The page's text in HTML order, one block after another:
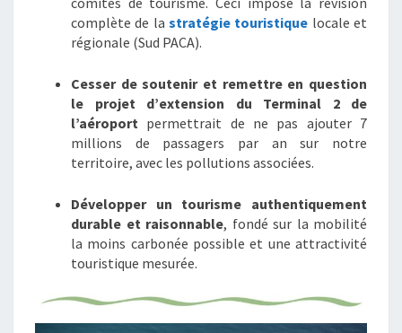
complète de la stratégie touristique locale et
régionale (Sud PACA).
Cesser de soutenir et remettre en question
le projet d’extension du Terminal 2 de
l’aéroport permettrait de ne pas ajouter 7
millions de passagers par an sur notre
territoire, avec les pollutions associées.
Développer un tourisme authentiquement
durable et raisonnable, fondé sur la mobilité
la moins carbonée possible et une attractivité
touristique mesurée.